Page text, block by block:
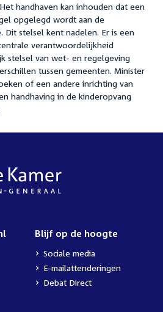
handhaven kan inhouden dat een
opgelegd wordt aan de
Dit stelsel kent nadelen. Er is een
verantwoordelijkheid
stelsel van wet- en regelgeving
tussen gemeenten. Minister
of een andere inrichting van
handhaving in de kinderopvang
Blijf op de hoogte
Sociale media
E-mailattenderingen
Debat Direct